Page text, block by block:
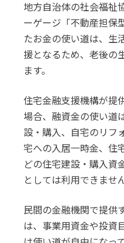
地方自治体の社会福祉
ーゲージ「不動産担保
たお金の使い道は、生
援となるため、老後の
ます。
住宅金融支援機構が提
場合、融資金の使い道
設・購入、自宅のリフ
宅への入居一時金、住
どの住宅建設・購入資
としては利用できませ
民間の金融機関で提供
は、事業用資金や投資